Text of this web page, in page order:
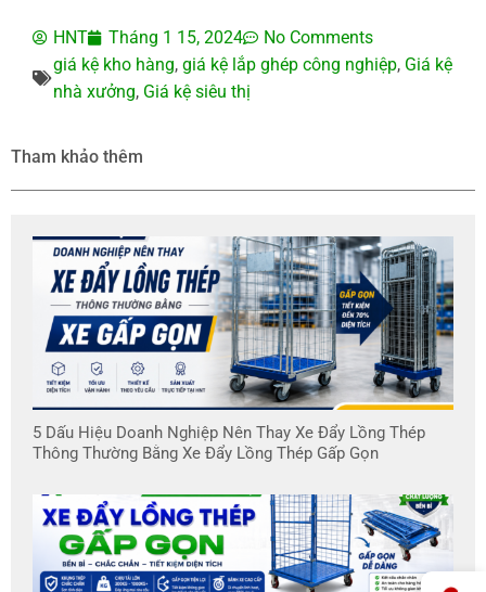
HNT Tháng 1 15, 2024
No Comments
giá kệ kho hàng, giá kệ lắp ghép công nghiệp, Giá kệ
nhà xưởng, Giá kệ siêu thị
Tham khảo thêm
5 Dấu Hiệu Doanh Nghiệp Nên Thay Xe Đẩy Lồng Thép
Thông Thường Bằng Xe Đẩy Lồng Thép Gấp Gọn